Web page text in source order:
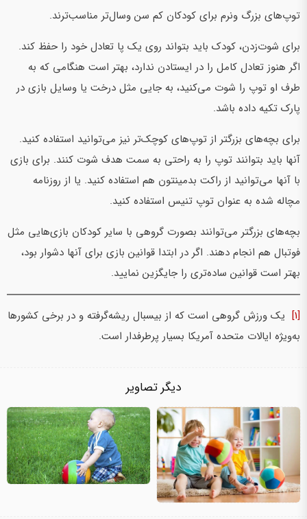
توپ‌های بزرگ ونرم برای کودکان کم سن وسال‌تر مناسب‌ترند.
برای شوت‌زدن، کودک باید بتواند روی یک پا تعادل خود را حفظ کند.
اگر هنوز تعادل کامل را در ایستادن ندارد، بهتر است هنگامی که به
طرف او توپ را شوت می‌کنید، به جایی مثل درخت یا وسایل بازی در
پارک تکیه داده باشد.
برای بچه‌های بزرگتر از توپ‌های کوچک‌تر نیز می‌توانید استفاده کنید.
آنها باید بتوانند توپ را به راحتی به سمت هدف شوت کنند. برای بازی
با آنها می‌توانید از راکت بدمینتون هم استفاده کنید. یا از روزنامه
مچاله شده به عنوان توپ تنیس استفاده کنید.
بچه‌های بزرگتر می‌توانند بصورت گروهی با سایر کودکان بازی‌هایی مثل
فوتبال هم انجام دهند. اگر در ابتدا قوانین بازی برای آنها دشوار بود،
بهتر است قوانین ساده‌تری را جایگزین نمایید.
[1]
یک ورزش گروهی است که از بیسبال ریشه‌گرفته و در برخی کشورها
به‌ویژه ایالات متحده آمریکا بسیار پرطرفدار است.
دیگر تصاویر